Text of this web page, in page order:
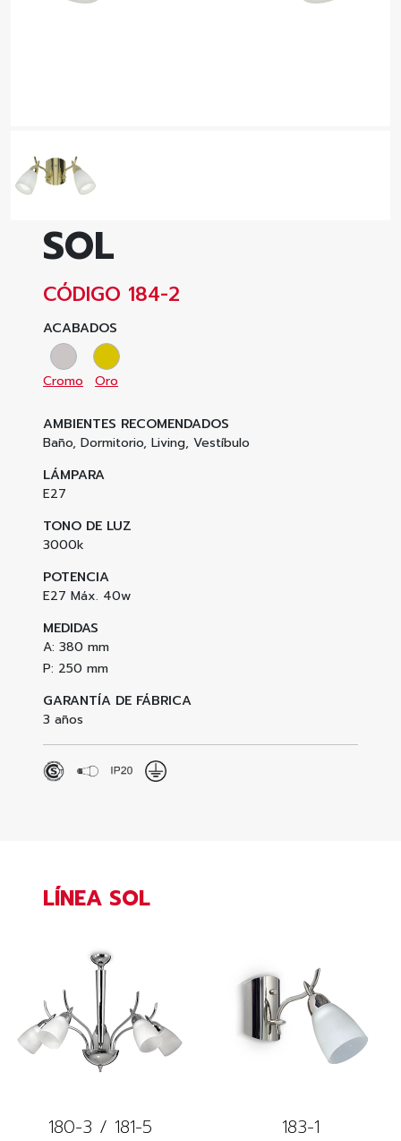
SOL
CÓDIGO 184-2
ACABADOS
Cromo Oro
AMBIENTES RECOMENDADOS
Baño, Dormitorio, Living, Vestíbulo
LÁMPARA
E27
TONO DE LUZ
3000k
POTENCIA
E27 Máx. 40w
MEDIDAS
A: 380 mm
P: 250 mm
GARANTÍA DE FÁBRICA
3 años
LÍNEA SOL
180-3 / 181-5 183-1